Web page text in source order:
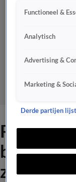
René
bij
zei: niks
Functioneel &
Analytisch
Advertising &
Marketing &
Derde partijen lijst